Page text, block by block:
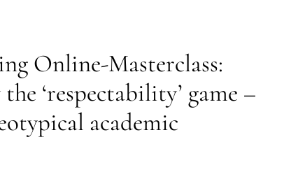
Online-Masterclass:
‘respectability’ game –
academic